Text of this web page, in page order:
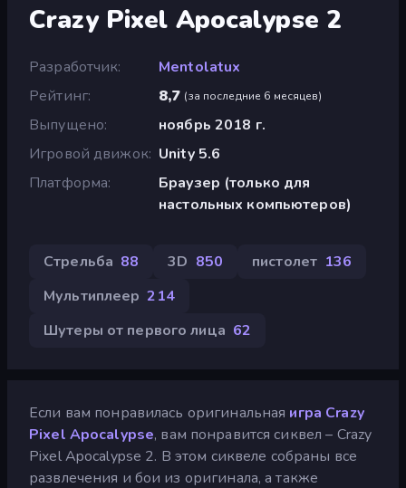
Crazy Pixel Apocalypse 2
Разработчик
Mentolatux
Рейтинг
8,7 (за последние 6 месяцев)
Выпущено
ноябрь 2018 г.
Игровой движок Unity 5.6
Платформа
Браузер (только для
настольных компьютеров)
Стрельба 88 3D 850 пистолет 136
Мультиплеер 214
Шутеры от первого лица 62
Если вам понравилась оригинальная игра Crazy
Pixel Apocalypse, вам понравится сиквел – Crazy
Pixel Apocalypse 2. В этом сиквеле собраны все
развлечения и бои из оригинала, а также